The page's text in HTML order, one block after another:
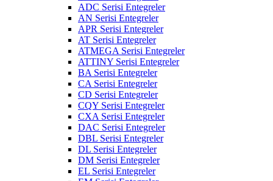
ADC Serisi Entegreler
AN Serisi Entegreler
APR Serisi Entegreler
AT Serisi Entegreler
ATMEGA Serisi Entegreler
ATTINY Serisi Entegreler
BA Serisi Entegreler
CA Serisi Entegreler
CD Serisi Entegreler
CQY Serisi Entegreler
CXA Serisi Entegreler
DAC Serisi Entegreler
DBL Serisi Entegreler
DL Serisi Entegreler
DM Serisi Entegreler
EL Serisi Entegreler